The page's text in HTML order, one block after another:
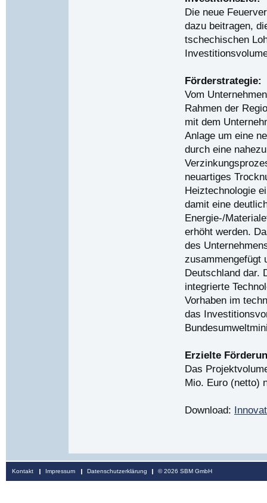
Die neue
dazu beitragen,
tschechischen
Förderstrategie:
Vom
Rahmen der
mit dem
Anlage um eine
durch eine
neuartiges
Heiztechnologie
damit eine
Energie-/
erhöht werden.
des
zusammengefügt
Deutschland dar.
integrierte
Vorhaben im
das
Erzielte
Das
Mio. Euro (netto)
Download:
überspringen
Kontakt Impressum Datenschutzerklärung © 2026 SBM GmbH